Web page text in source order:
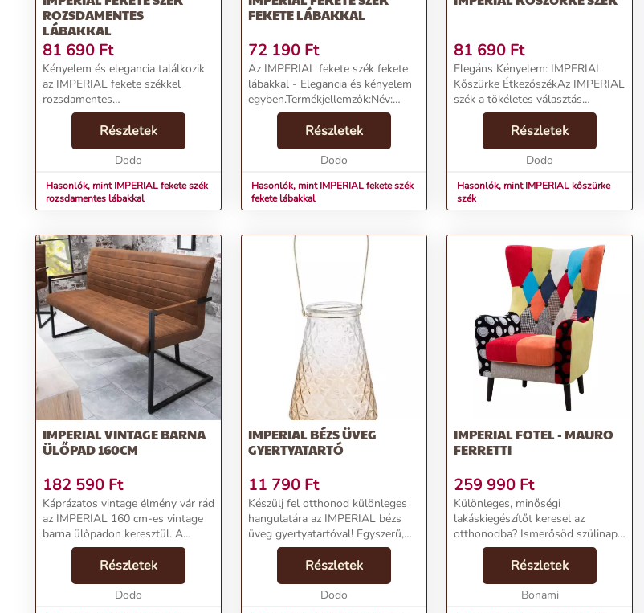
ROZSDAMENTES
LÁBAKKAL
81 690 Ft
Kényelem és elegancia találkozik
az IMPERIAL fekete székkel
rozsdamentes
lábakkal.Termékjellemzők:Név:
IMPERIAL fekete szék
rozsdamentes lábakkalÁr: 69890
FtMárka: InvictaKategória:
Részletek
Dodo
Hasonlók, mint IMPERIAL fekete szék
rozsdamentes lábakkal
FEKETE LÁBAKKAL
72 190 Ft
Az IMPERIAL fekete szék fekete
lábakkal - Elegancia és kényelem
egyben.Termékjellemzők:Név:
IMPERIAL fekete szék fekete
lábakkalÁr: 61790 FtMárka:
InvictaKategória:
ÉtkezőszékTömeg: 10000 gSzín:
Részletek
Dodo
Hasonlók, mint IMPERIAL fekete szék
fekete lábakkal
81 690 Ft
Elegáns Kényelem: IMPERIAL
Kőszürke ÉtkezőszékAz IMPERIAL
szék a tökéletes választás
azoknak, akik nemcsak az
eleganciát, hanem a kényelmet is
fontosnak tartják. Ergonomikus
kialakítása, vastag, puhár...
Részletek
Dodo
Hasonlók, mint IMPERIAL kőszürke
szék
IMPERIAL VINTAGE BARNA
ÜLŐPAD 160CM
182 590 Ft
Káprázatos vintage élmény vár rád
az IMPERIAL 160 cm-es vintage
barna ülőpadon keresztül. A
bőrhatású, kopottas felület és a
hollófekete fémlábak ötvözete
különleges stílust ad bármely
térnek. Az étke...
Részletek
Dodo
IMPERIAL BÉZS ÜVEG
GYERTYATARTÓ
11 790 Ft
Készülj fel otthonod különleges
hangulatára az IMPERIAL bézs
üveg gyertyatartóval! Egyszerű,
mégis impozáns dísztárgy,
melynek varázsa fokozza a
hangulatot a fényjáték és a
gyertya lángja által. Az al...
Részletek
Dodo
IMPERIAL FOTEL - MAURO
FERRETTI
259 990 Ft
Különleges, minőségi
lakáskiegészítőt keresel az
otthonodba? Ismerősöd szülinapja
közeleg, és meglepnéd egy
stílusos aprósággal? Mindkét
esetben jó helyen jársz! A
Bonamis termékek trendi
Részletek
Bonami